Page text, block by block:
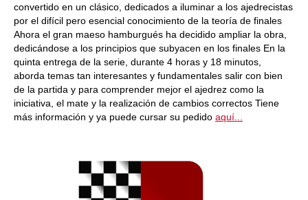
convertido en un clásico, dedicados a iluminar a los ajedrecistas
por el difícil pero esencial conocimiento de la teoría de finales
Ahora el gran maeso hamburgués ha decidido ampliar la obra,
dedicándose a los principios que subyacen en los finales En la
quinta entrega de la serie, durante 4 horas y 18 minutos,
aborda temas tan interesantes y fundamentales salir con bien
de la partida y para comprender mejor el ajedrez como la
iniciativa, el mate y la realización de cambios correctos Tiene
más información y ya puede cursar su pedido aquí...